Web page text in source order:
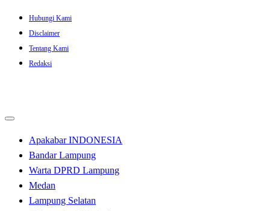
Skip
content
Hubungi Kami
Disclaimer
Tentang Kami
Redaksi
Apakabar INDONESIA
Bandar Lampung
Warta DPRD Lampung
Medan
Lampung Selatan